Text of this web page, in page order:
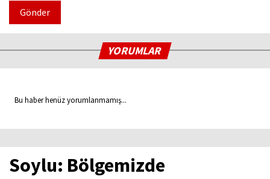
Gönder
YORUMLAR
Bu haber henüz yorumlanmamış...
Soylu: Bölgemizde